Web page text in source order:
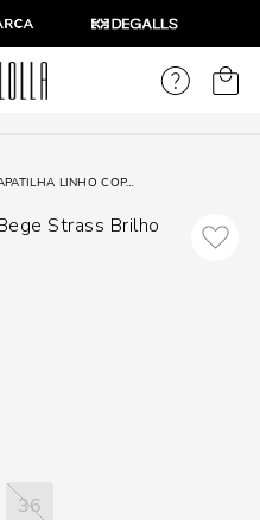
SAPATILHA LINHO COPACABANA BEGE STRASS BRILHO
Strass Brilho
36